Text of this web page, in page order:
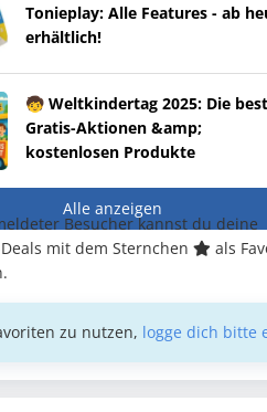
Tonieplay: Alle Features - ab
erhältlich!
🧒 Weltkindertag 2025: Die
Gratis-Aktionen &amp;
kostenlosen Produkte
Alle anzeigen
Besucher kannst du deine
mit dem Sternchen
als
zu nutzen, logge dich bitte